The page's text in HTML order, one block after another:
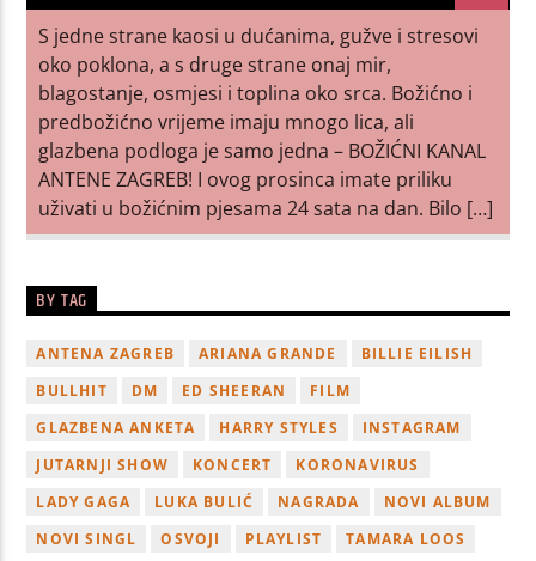
S jedne strane kaosi u dućanima, gužve i stresovi
oko poklona, a s druge strane onaj mir,
blagostanje, osmjesi i toplina oko srca. Božićno i
predbožićno vrijeme imaju mnogo lica, ali
glazbena podloga je samo jedna – BOŽIĆNI KANAL
ANTENE ZAGREB! I ovog prosinca imate priliku
uživati u božićnim pjesama 24 sata na dan. Bilo […]
BY TAG
ANTENA ZAGREB ARIANA GRANDE
BILLIE EILISH
BULLHIT
DM ED SHEERAN
FILM
GLAZBENA ANKETA
HARRY STYLES
INSTAGRAM
JUTARNJI SHOW
KONCERT
KORONAVIRUS
LADY GAGA
LUKA BULIĆ NAGRADA
NOVI ALBUM
NOVI SINGL
OSVOJI PLAYLIST TAMARA LOOS